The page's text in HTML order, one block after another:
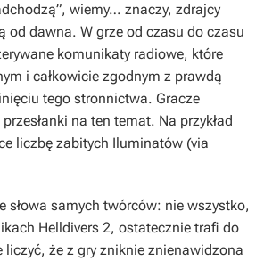
wiemy… znaczy, zdrajcy
od dawna. W grze od czasu do czasu
komunikaty radiowe, które
i całkowicie zgodnym z prawdą
tego stronnictwa. Gracze
na ten temat. Na przykład
liczbę zabitych Iluminatów (via
słowa samych twórców: nie wszystko,
Helldivers 2, ostatecznie trafi do
liczyć, że z gry zniknie znienawidzona